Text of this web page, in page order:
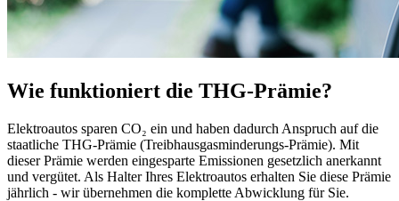
Wie funktioniert die THG-Prämie?
Elektroautos sparen CO₂ ein und haben dadurch Anspruch auf die
staatliche THG-Prämie (Treibhausgasminderungs-Prämie). Mit
dieser Prämie werden eingesparte Emissionen gesetzlich anerkannt
und vergütet. Als Halter Ihres Elektroautos erhalten Sie diese Prämie
jährlich - wir übernehmen die komplette Abwicklung für Sie.